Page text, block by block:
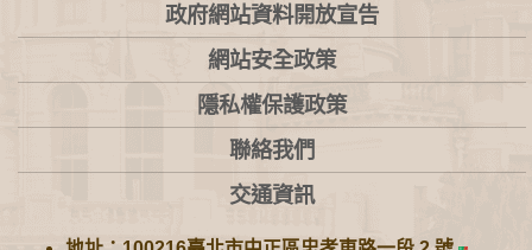
政府網站資料開放宣告
網站安全政策
隱私權保護政策
聯絡我們
交通資訊